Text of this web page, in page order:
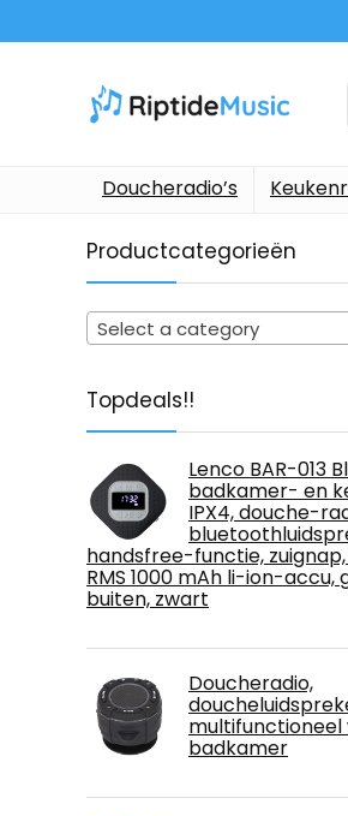
Doucheradio’s
Productcategorieën
Select a category
Topdeals!!
Lenco BAR-013
badkamer- en
IPX4, douche-
handsfree-functie,
RMS 1000 mAh li-ion-accu,
buiten, zwart
Doucheradio,
multifunctioneel
badkamer